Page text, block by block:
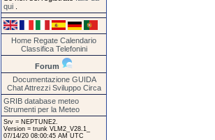
qui
Home Regate Calendario
Classifica Telefonini
Forum
Documentazione GUIDA
Chat Attrezzi Sviluppo Circa
GRIB database meteo
Strumenti per la Meteo
Srv = NEPTUNE2.
Version = trunk VLM2_V28.1_
07/14/20 08:00:45 AM UTC